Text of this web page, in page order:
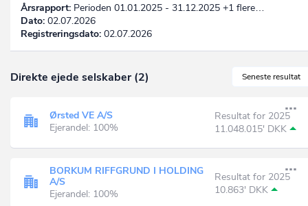
Årsrapport: Perioden 01.01.2025 - 31.12.2025 +1 flere…
Dato: 02.07.2026
Registreringsdato: 02.07.2026
Seneste resultat
Direkte ejede selskaber (2)
Ørsted VE A/S
Ejerandel: 100%
Resultat for 2025
11.048.015' DKK
BORKUM RIFFGRUND I HOLDING
A/S
Ejerandel: 100%
Resultat for 2025
10.863' DKK